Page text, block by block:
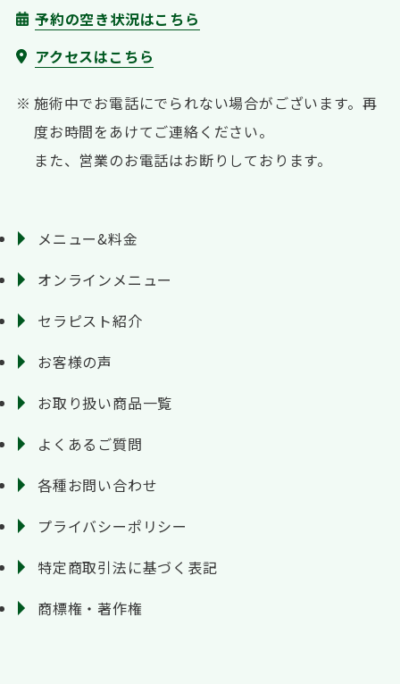
予約の空き状況はこちら
アクセスはこちら
施術中でお電話にでられない場合がございます。 再
度お時間をあけてご連絡ください。
また、営業のお電話はお断りしております。
メニュー&料金
オンラインメニュー
セラピスト紹介
お客様の声
お取り扱い商品一覧
よくあるご質問
各種お問い合わせ
プライバシーポリシー
特定商取引法に基づく表記
商標権・著作権